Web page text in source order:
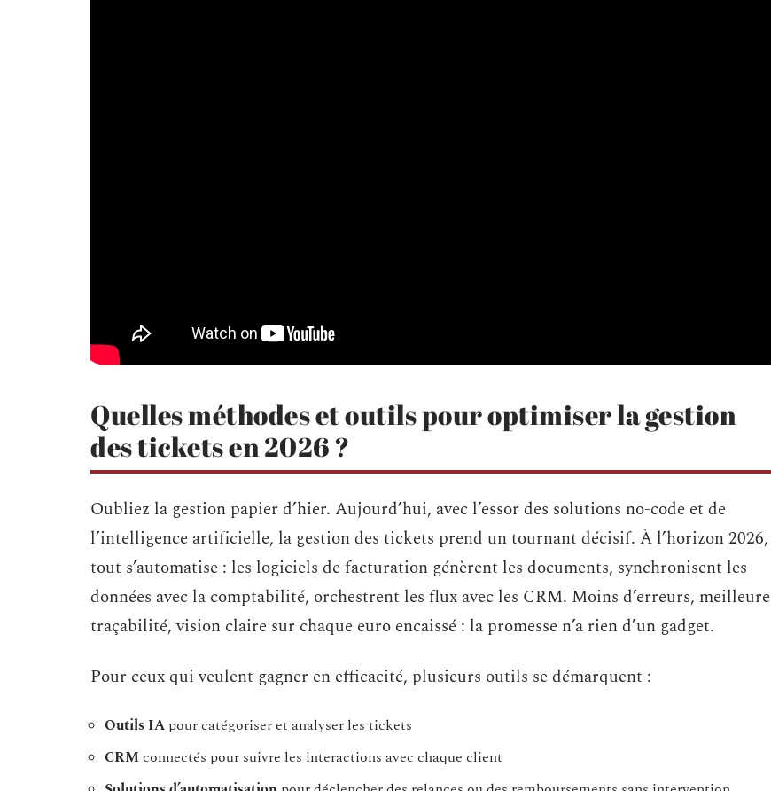
Quelles méthodes et outils pour optimiser la gestion
des tickets en 2026 ?
Oubliez la gestion papier d’hier. Aujourd’hui, avec l’essor des solutions no-code et de
l’intelligence artificielle, la gestion des tickets prend un tournant décisif. À l’horizon 2026,
tout s’automatise : les logiciels de facturation génèrent les documents, synchronisent les
données avec la comptabilité, orchestrent les flux avec les CRM. Moins d’erreurs, meilleure
traçabilité, vision claire sur chaque euro encaissé : la promesse n’a rien d’un gadget.
Pour ceux qui veulent gagner en efficacité, plusieurs outils se démarquent :
Outils IA pour catégoriser et analyser les tickets
CRM connectés pour suivre les interactions avec chaque client